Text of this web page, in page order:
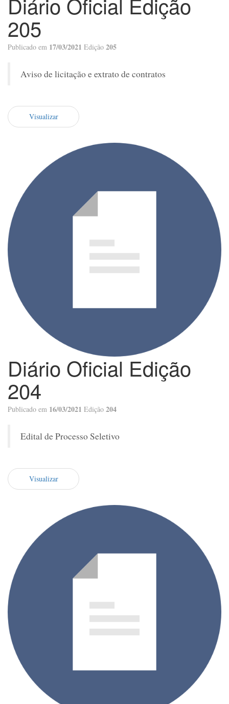
205
Publicado em 17/03/2021 Edição 205
Aviso de licitação e extrato de contratos
Visualizar
Diário Oficial Edição
204
Publicado em 16/03/2021 Edição 204
Edital de Processo Seletivo
Visualizar